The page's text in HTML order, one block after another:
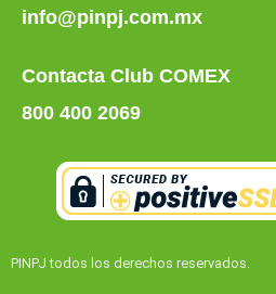
info@pinpj.com.mx
Contacta Club COMEX
800 400 2069
PINPJ todos los derechos reservados.